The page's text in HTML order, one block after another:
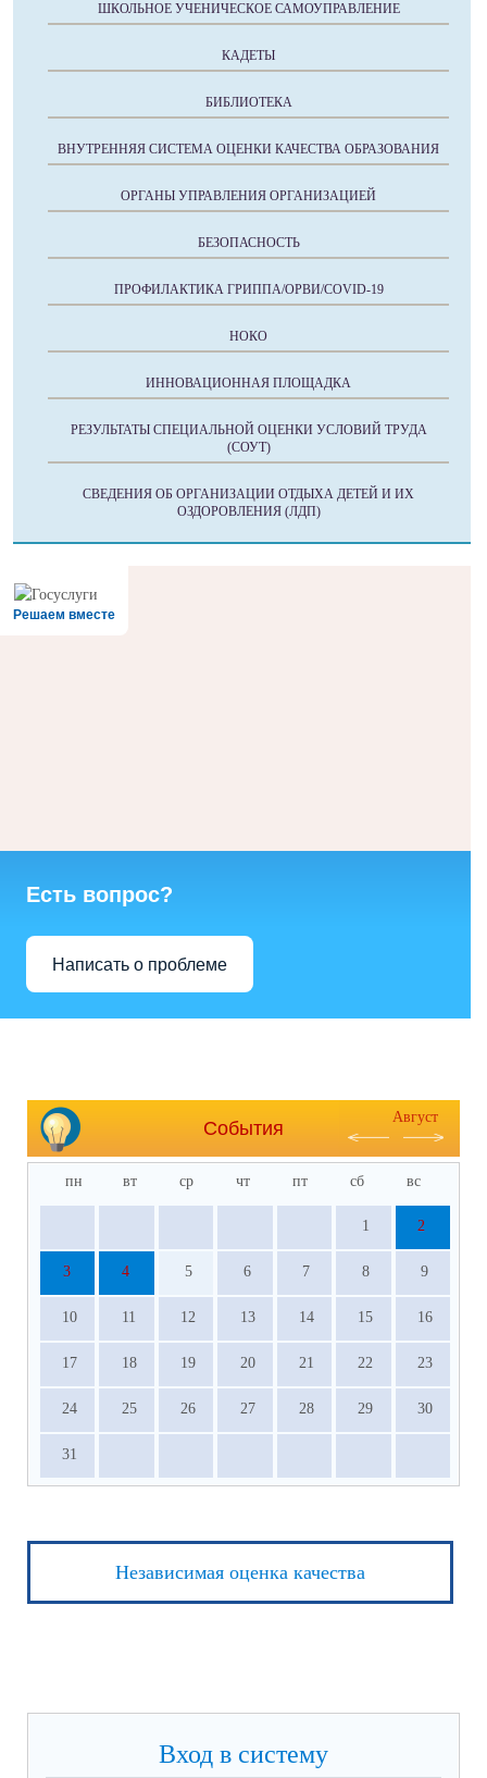
ШКОЛЬНОЕ УЧЕНИЧЕСКОЕ САМОУПРАВЛЕНИЕ
КАДЕТЫ
БИБЛИОТЕКА
ВНУТРЕННЯЯ СИСТЕМА ОЦЕНКИ КАЧЕСТВА ОБРАЗОВАНИЯ
ОРГАНЫ УПРАВЛЕНИЯ ОРГАНИЗАЦИЕЙ
БЕЗОПАСНОСТЬ
ПРОФИЛАКТИКА ГРИППА/ОРВИ/COVID-19
НОКО
ИННОВАЦИОННАЯ ПЛОЩАДКА
РЕЗУЛЬТАТЫ СПЕЦИАЛЬНОЙ ОЦЕНКИ УСЛОВИЙ ТРУДА
(СОУТ)
СВЕДЕНИЯ ОБ ОРГАНИЗАЦИИ ОТДЫХА ДЕТЕЙ И ИХ
ОЗДОРОВЛЕНИЯ (ЛДП)
Решаем вместе
Есть вопрос?
Написать о проблеме
События
Август
пн вт ср чт пт сб вс
1 2
3 4 5 6 7 8 9
10 11 12 13 14 15 16
17 18 19 20 21 22 23
24 25 26 27 28 29 30
31
Независимая оценка качества
Вход в систему